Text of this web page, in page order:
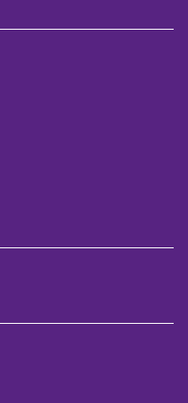
Depression im
von
und
Verlag.